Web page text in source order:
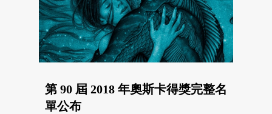
第 90 屆 2018 年奧斯卡得獎完整名
單公布